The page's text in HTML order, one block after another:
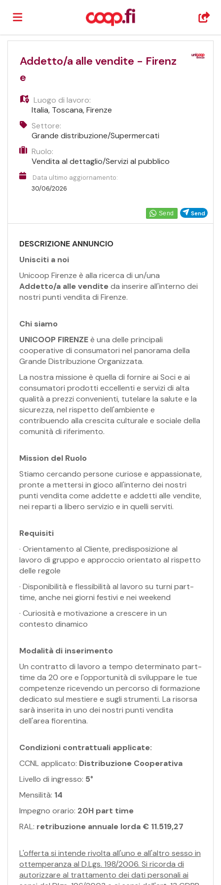
di
lavoro
Carica
il
CV
Login
Lingua
EN
FR
IT
DE
ES
PT
Send
Addetto/a alle vendite - Firenz
e
Luogo di lavoro:
Italia, Toscana,Firenze
Settore:
Grande distribuzione/Supermercati
Ruolo:
Vendita al dettaglio/Servizi al pubblico
Data ultimo aggiornamento:
30/06/2026
DESCRIZIONE ANNUNCIO
Unisciti a noi
Unicoop Firenze è alla ricerca di un/una
Addetto/a alle venditeda inserire all'interno dei
nostri punti vendita di Firenze.
Chi siamo
UNICOOP FIRENZEè una delle principali
cooperative di consumatori nel panorama della
Grande Distribuzione Organizzata.
La nostra missione è quella di fornire ai Soci e ai
consumatori prodotti eccellenti e servizi di alta
qualità a prezzi convenienti, tutelare la salute e la
sicurezza, nel rispetto dell'ambiente e
contribuendo alla crescita culturale e sociale della
comunità di riferimento.
Mission del Ruolo
Stiamo cercando persone curiose e appassionate,
pronte a mettersi in gioco all'interno dei nostri
punti vendita come addette e addetti alle vendite,
nei reparti a libero servizio e in quelli serviti.
Requisiti
· Orientamento al Cliente, predisposizione al
lavoro di gruppo e approccio orientato al rispetto
delle regole
· Disponibilità e flessibilità al lavoro su turni part-
time, anche nei giorni festivi e nei weekend
· Curiosità e motivazione a crescere in un
contesto dinamico
Modalità di inserimento
Un contratto di lavoro a tempo determinato part-
time da 20 ore e l'opportunità di sviluppare le tue
competenze ricevendo un percorso di formazione
dedicato sul mestiere e sugli strumenti. La risorsa
sarà inserita in uno dei nostri punti vendita
dell'area fiorentina.
Condizioni contrattuali applicate:
CCNL applicato: Distribuzione Cooperativa
Livello di ingresso: 5°
Mensilità: 14
Impegno orario: 20H part time
RAL: retribuzione annuale lorda € 11.519,27
L'offerta si intende rivolta all'uno e all'altro sesso in
ottemperanza al D.Lgs. 198/2006. Si ricorda di
autorizzare al trattamento dei dati personali ai